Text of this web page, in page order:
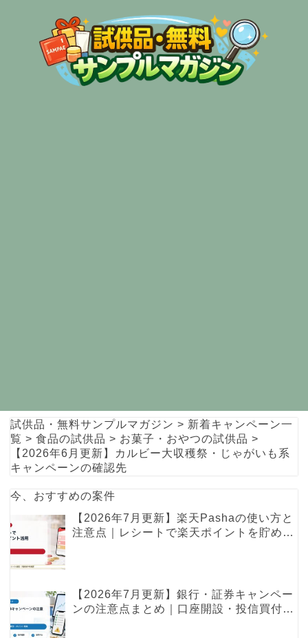
試供品・無料サンプルマガジン > 新着キャンペーン一
覧 > 食品の試供品 > お菓子・おやつの試供品 >
【2026年6月更新】カルビー大収穫祭・じゃがいも系
キャンペーンの確認先
今、おすすめの案件
【2026年7月更新】楽天Pashaの使い方と
注意点｜レシートで楽天ポイントを貯める
【2026年7月更新】銀行・証券キャンペー
ンの注意点まとめ｜口座開設・投信買付・